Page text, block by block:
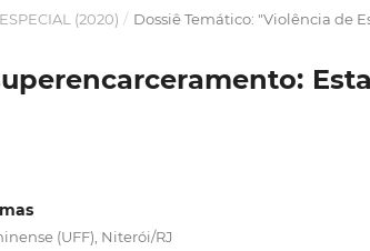
(2020) / Dossiê Temático: "Violência de
(UFF), Niterói/RJ